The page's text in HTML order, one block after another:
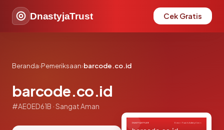
DnastyjaTrust Cek Gratis
Beranda›Pemeriksaan›barcode.co.id
barcode.co.id
#AE0ED61B · Sangat Aman